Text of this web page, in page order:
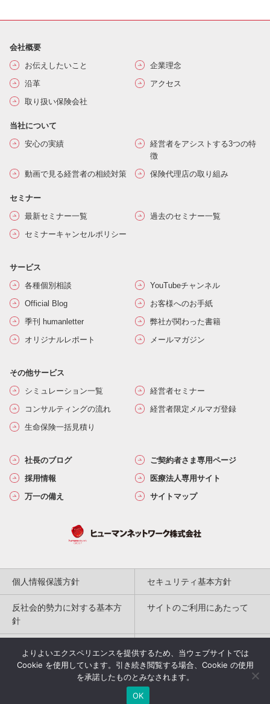
会社概要
お伝えしたいこと
企業理念
沿革
アクセス
取り扱い保険会社
当社について
安心の実績
経営者をアシストする3つの特
徴
動画で見る経営者の相続対策
保険代理店の取り組み
セミナー
最新セミナー一覧
過去のセミナー一覧
セミナーキャンセルポリシー
サービス
各種個別相談
YouTubeチャンネル
Official Blog
お客様へのお手紙
季刊 humanletter
弊社が関わった書籍
オリジナルレポート
メールマガジン
その他サービス
シミュレーション一覧
経営者セミナー
コンサルティングの流れ
経営者限定メルマガ登録
生命保険一括見積り
社長のブログ
ご契約者さま専用ページ
採用情報
医療法人専用サイト
万一の備え
サイトマップ
個人情報保護方針 セキュリティ基本方針
反社会的勢力に対する基本方
針
サイトのご利用にあたって
特定商取引法に基づく表記
Copyright(c) 2004-2026
よりよいエクスペリエンスを提供するため、当ウェブサイトでは
Cookie を使用しています。引き続き閲覧する場合、Cookie の使用
を承諾したものとみなされます。
OK